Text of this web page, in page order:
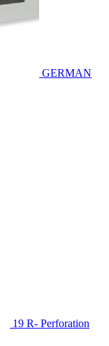
GERMAN
19 R- Perforation